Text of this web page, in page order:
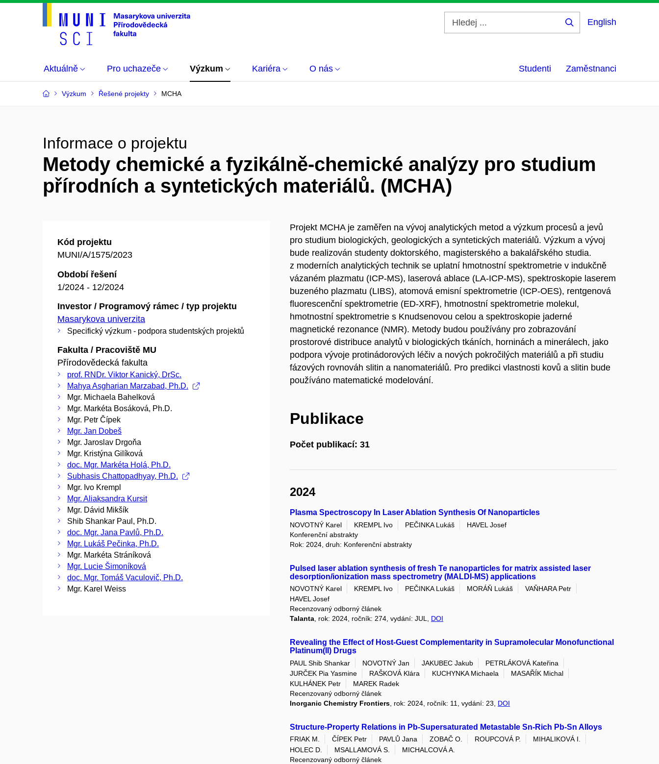
English
Aktuálně Pro uchazeče Výzkum Kariéra O nás Studenti Zaměstnanci
Výzkum Řešené projekty MCHA
Informace o projektu
Metody chemické a fyzikálně-chemické analýzy pro studium
přírodních a syntetických materiálů. (MCHA)
Kód projektu
MUNI/A/1575/2023
Období řešení
1/2024 - 12/2024
Investor / Programový rámec / typ projektu
Masarykova univerzita
Specifický výzkum - podpora studentských projektů
Fakulta / Pracoviště MU
Přírodovědecká fakulta
prof. RNDr. Viktor Kanický, DrSc.
Mahya Asgharian Marzabad, Ph.D.
Mgr. Michaela Bahelková
Mgr. Markéta Bosáková, Ph.D.
Mgr. Petr Čípek
Mgr. Jan Dobeš
Mgr. Jaroslav Drgoňa
Mgr. Kristýna Gilíková
doc. Mgr. Markéta Holá, Ph.D.
Subhasis Chattopadhyay, Ph.D.
Mgr. Ivo Krempl
Mgr. Aliaksandra Kursit
Mgr. Dávid Mikšík
Shib Shankar Paul, Ph.D.
doc. Mgr. Jana Pavlů, Ph.D.
Mgr. Lukáš Pečinka, Ph.D.
Mgr. Markéta Stráníková
Mgr. Lucie Šimoníková
doc. Mgr. Tomáš Vaculovič, Ph.D.
Mgr. Karel Weiss
Projekt MCHA je zaměřen na vývoj analytických metod a výzkum procesů a jevů
pro studium biologických, geologických a syntetických materiálů. Výzkum a vývoj
bude realizován studenty doktorského, magisterského a bakalářského studia.
z moderních analytických technik se uplatní hmotnostní spektrometrie v indukčně
vázaném plazmatu (ICP-MS), laserová ablace (LA-ICP-MS), spektroskopie laserem
buzeného plazmatu (LIBS), atomová emisní spektrometrie (ICP-OES), rentgenová
fluorescenční spektrometrie (ED-XRF), hmotnostní spektrometrie molekul,
hmotnostní spektrometrie s Knudsenovou celou a spektroskopie jaderné
magnetické rezonance (NMR). Metody budou používány pro zobrazování
prostorové distribuce analytů v biologických tkáních, horninách a minerálech, jako
podpora vývoje protinádorových léčiv a nových pokročilých materiálů a při studiu
fázových rovnováh slitin a nanomateriálů. Pro predikci vlastnosti kovů a slitin bude
používáno matematické modelování.
Publikace
Počet publikací: 31
2024
Plasma Spectroscopy In Laser Ablation Synthesis Of Nanoparticles
NOVOTNÝ Karel KREMPL Ivo PEČINKA Lukáš
HAVEL Josef
Konferenční abstrakty
Rok: 2024, druh: Konferenční abstrakty
Pulsed laser ablation synthesis of fresh Te nanoparticles for matrix assisted laser
desorption/ionization mass spectrometry (MALDI-MS) applications
NOVOTNÝ Karel KREMPL Ivo PEČINKA Lukáš MORÁŇ Lukáš
VAŇHARA Petr
HAVEL Josef
Recenzovaný odborný článek
Talanta, rok: 2024, ročník: 274, vydání: JUL, DOI
Revealing the Effect of Host-Guest Complementarity in Supramolecular Monofunctional
Platinum(II) Drugs
PAUL Shib Shankar NOVOTNÝ Jan JAKUBEC Jakub
PETRLÁKOVÁ Kateřina
JURČEK Pia Yasmine
RAŠKOVÁ Klára KUCHYNKA Michaela
MASAŘÍK Michal
KULHÁNEK Petr
MAREK Radek
Recenzovaný odborný článek
Inorganic Chemistry Frontiers , rok: 2024, ročník: 11, vydání: 23, DOI
Structure-Property Relations in Pb-Supersaturated Metastable Sn-Rich Pb-Sn Alloys
FRIAK M. ČÍPEK Petr PAVLŮ Jana ZOBAČ O. ROUPCOVÁ P.
MIHALIKOVÁ I.
HOLEC D.
MSALLAMOVÁ S.
MICHALCOVÁ A.
Recenzovaný odborný článek